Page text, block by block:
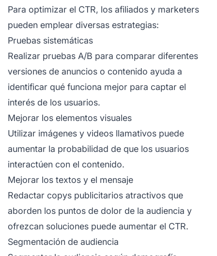
Para optimizar el CTR, los afiliados y marketers
pueden emplear diversas estrategias:
Pruebas sistemáticas
Realizar pruebas A/B para comparar diferentes
versiones de anuncios o contenido ayuda a
identificar qué funciona mejor para captar el
interés de los usuarios.
Mejorar los elementos visuales
Utilizar imágenes y videos llamativos puede
aumentar la probabilidad de que los usuarios
interactúen con el contenido.
Mejorar los textos y el mensaje
Redactar copys publicitarios atractivos que
aborden los puntos de dolor de la audiencia y
ofrezcan soluciones puede aumentar el CTR.
Segmentación de audiencia